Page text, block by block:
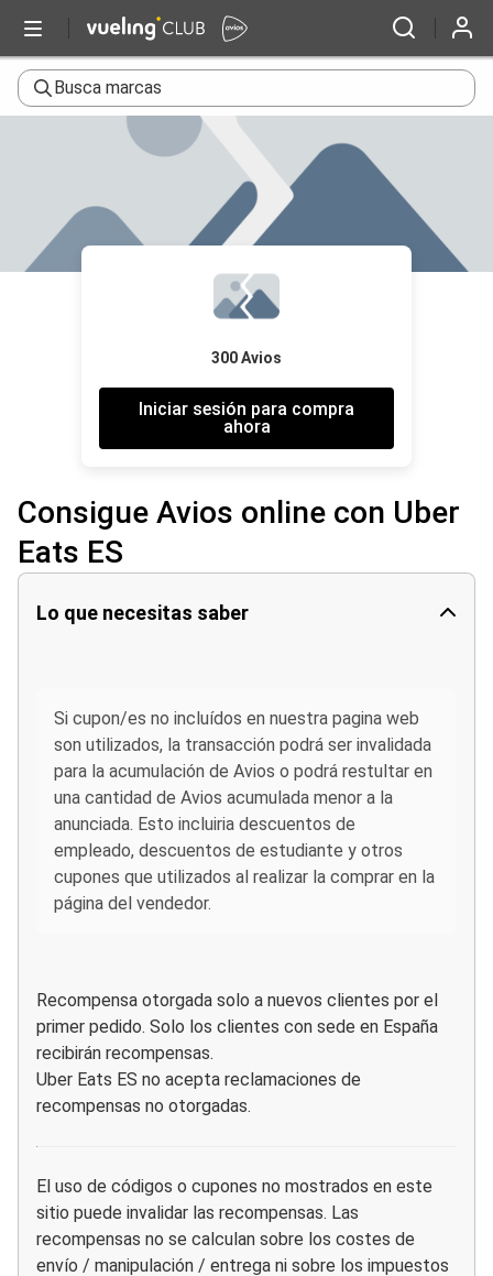
Busca marcas
300 Avios
Iniciar sesión para compra
ahora
Consigue Avios online con Uber
Eats ES
Lo que necesitas saber
Si cupon/es no incluídos en nuestra pagina web
son utilizados, la transacción podrá ser invalidada
para la acumulación de Avios o podrá restultar en
una cantidad de Avios acumulada menor a la
anunciada. Esto incluiria descuentos de
empleado, descuentos de estudiante y otros
cupones que utilizados al realizar la comprar en la
página del vendedor.
Recompensa otorgada solo a nuevos clientes por el
primer pedido. Solo los clientes con sede en España
recibirán recompensas.
Uber Eats ES no acepta reclamaciones de
recompensas no otorgadas.
El uso de códigos o cupones no mostrados en este
sitio puede invalidar las recompensas. Las
recompensas no se calculan sobre los costes de
envío / manipulación / entrega ni sobre los impuestos